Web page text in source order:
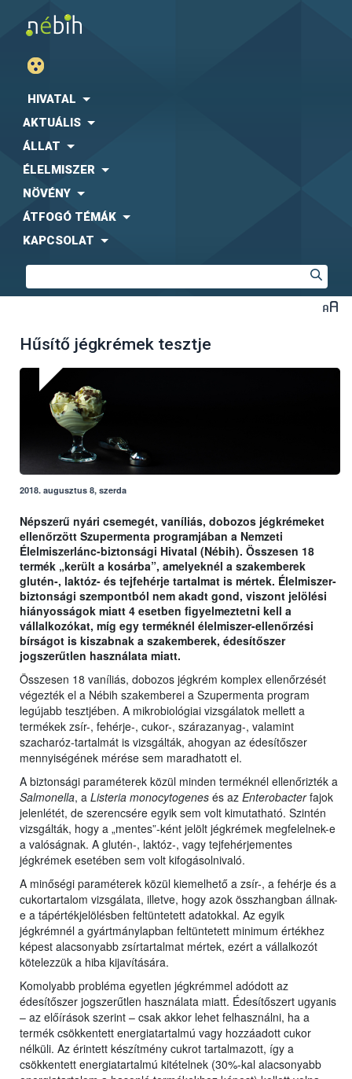
HIVATAL
AKTUÁLIS
ÁLLAT
ÉLELMISZER
NÖVÉNY
ÁTFOGÓ TÉMÁK
KAPCSOLAT
Hűsítő jégkrémek tesztje
2018. augusztus 8, szerda
Népszerű nyári csemegét, vaníliás, dobozos jégkrémeket
ellenőrzött Szupermenta programjában a Nemzeti
Élelmiszerlánc-biztonsági Hivatal (Nébih). Összesen 18
termék „került a kosárba”, amelyeknél a szakemberek
glutén-, laktóz- és tejfehérje tartalmat is mértek. Élelmiszer-
biztonsági szempontból nem akadt gond, viszont jelölési
hiányosságok miatt 4 esetben figyelmeztetni kell a
vállalkozókat, míg egy terméknél élelmiszer-ellenőrzési
bírságot is kiszabnak a szakemberek, édesítőszer
jogszerűtlen használata miatt.
Összesen 18 vaníliás, dobozos jégkrém komplex ellenőrzését
végezték el a Nébih szakemberei a Szupermenta program
legújabb tesztjében. A mikrobiológiai vizsgálatok mellett a
termékek zsír-, fehérje-, cukor-, szárazanyag-, valamint
szacharóz-tartalmát is vizsgálták, ahogyan az édesítőszer
mennyiségének mérése sem maradhatott el.
A biztonsági paraméterek közül minden terméknél ellenőrizték a
Salmonella, a Listeria monocytogenes és az Enterobacterfajok
jelenlétét, de szerencsére egyik sem volt kimutatható. Szintén
vizsgálták, hogy a „mentes”-ként jelölt jégkrémek megfelelnek-e
a valóságnak. A glutén-, laktóz-, vagy tejfehérjementes
jégkrémek esetében sem volt kifogásolnivaló.
A minőségi paraméterek közül kiemelhető a zsír-, a fehérje és a
cukortartalom vizsgálata, illetve, hogy azok összhangban állnak-
e a tápértékjelölésben feltüntetett adatokkal. Az egyik
jégkrémnél a gyártmánylapban feltüntetett minimum értékhez
képest alacsonyabb zsírtartalmat mértek, ezért a vállalkozót
kötelezzük a hiba kijavítására.
Komolyabb probléma egyetlen jégkrémmel adódott az
édesítőszer jogszerűtlen használata miatt. Édesítőszert ugyanis
– az előírások szerint – csak akkor lehet felhasználni, ha a
termék csökkentett energiatartalmú vagy hozzáadott cukor
nélküli. Az érintett készítmény cukrot tartalmazott, így a
csökkentett energiatartalmú kitételnek (30%-kal alacsonyabb